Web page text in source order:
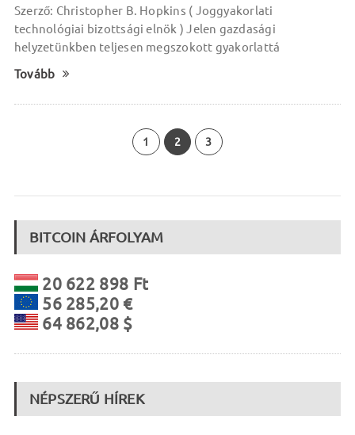
Szerző: Christopher B. Hopkins ( Joggyakorlati
technológiai bizottsági elnök ) Jelen gazdasági
helyzetünkben teljesen megszokott gyakorlattá
Tovább
1 2 3
BITCOIN ÁRFOLYAM
20 622 898 Ft
56 285,20 €
64 862,08 $
NÉPSZERŰ HÍREK